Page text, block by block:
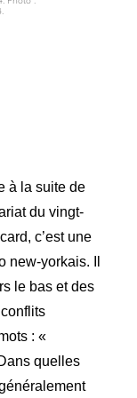
à la suite de
du vingt-
c’est une
new-yorkais. Il
le bas et des
: «
quelles